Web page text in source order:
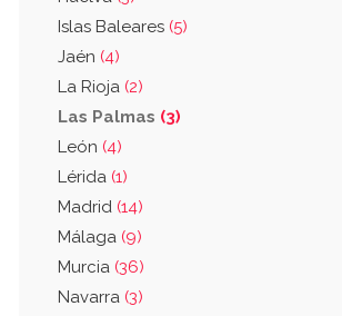
Islas Baleares (5)
Jaén (4)
La Rioja (2)
Las Palmas (3)
León (4)
Lérida (1)
Madrid (14)
Málaga (9)
Murcia (36)
Navarra (3)